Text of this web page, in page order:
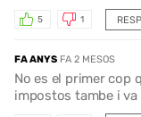
5 1
FA ANYS FA 2 MESOS
No es el primer cop
impostos tambe i